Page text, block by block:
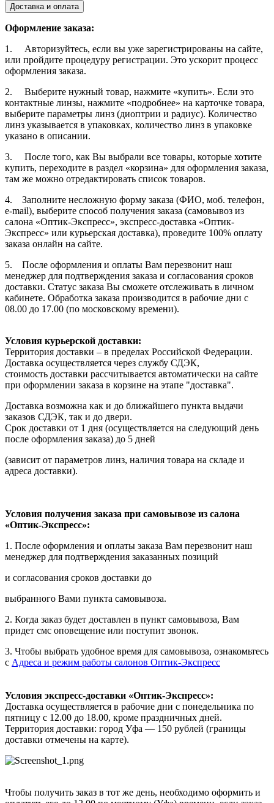
Доставка и оплата
Оформление заказа:
1. Авторизуйтесь, если вы уже зарегистрированы на сайте,
или пройдите процедуру регистрации. Это ускорит процесс
оформления заказа.
2. Выберите нужный товар, нажмите «купить». Если это
контактные линзы, нажмите «подробнее» на карточке товара,
выберите параметры линз (диоптрии и радиус). Количество
линз указывается в упаковках, количество линз в упаковке
указано в описании.
3. После того, как Вы выбрали все товары, которые хотите
купить, переходите в раздел «корзина» для оформления заказа,
там же можно отредактировать список товаров.
4. Заполните несложную форму заказа (ФИО, моб. телефон,
e-mail), выберите способ получения заказа (самовывоз из
салона «Оптик-Экспресс», экспресс-доставка «Оптик-
Экспресс» или курьерская доставка), проведите 100% оплату
заказа онлайн на сайте.
5. После оформления и оплаты Вам перезвонит наш
менеджер для подтверждения заказа и согласования сроков
доставки. Статус заказа Вы сможете отслеживать в личном
кабинете. Обработка заказа производится в рабочие дни с
08.00 до 17.00 (по московскому времени).
Условия курьерской доставки:
Территория доставки – в пределах Российской Федерации.
Доставка осуществляется через службу СДЭК,
стоимость доставки рассчитывается автоматически на сайте
при оформлении заказа в корзине на этапе "доставка".
Доставка возможна как и до ближайшего пункта выдачи
заказов СДЭК, так и до двери.
Срок доставки от 1 дня (осуществляется на следующий день
после оформления заказа) до 5 дней
(зависит от параметров линз, наличия товара на складе и
адреса доставки).
Условия получения заказа при самовывозе из салона
«Оптик-Экспресс»:
1. После оформления и оплаты заказа Вам перезвонит наш
менеджер для подтверждения заказанных позиций
и согласования сроков доставки до
выбранного Вами пункта самовывоза.
2. Когда заказ будет доставлен в пункт самовывоза, Вам
придет смс оповещение или поступит звонок.
3. Чтобы выбрать удобное время для самовывоза, ознакомьтесь
с Адреса и режим работы салонов Оптик-Экспресс
Условия экспресс-доставки «Оптик-Экспресс»:
Доставка осуществляется в рабочие дни с понедельника по
пятницу с 12.00 до 18.00, кроме праздничных дней.
Территория доставки: город Уфа — 150 рублей (границы
доставки отмечены на карте).
Чтобы получить заказ в тот же день, необходимо оформить и